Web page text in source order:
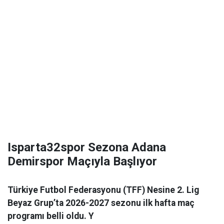
Isparta32spor Sezona Adana
Demirspor Maçıyla Başlıyor
Türkiye Futbol Federasyonu (TFF) Nesine 2. Lig
Beyaz Grup’ta 2026-2027 sezonu ilk hafta maç
programı belli oldu. Y